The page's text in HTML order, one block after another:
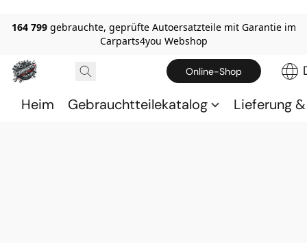
164 799 gebrauchte, geprüfte Autoersatzteile mit Garantie im
Carparts4you Webshop
Online-Shop
Heim Gebrauchtteilekatalog Lieferung